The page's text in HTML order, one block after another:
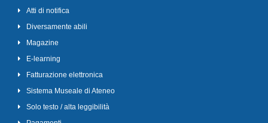
Atti di notifica
Diversamente abili
Magazine
E-learning
Fatturazione elettronica
Sistema Museale di Ateneo
Solo testo / alta leggibilità